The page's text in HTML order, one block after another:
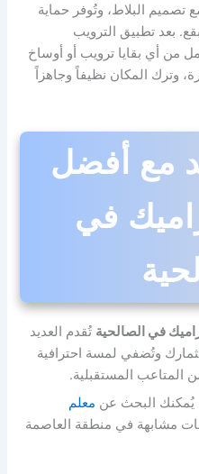
تصميم البلاط، وتُوفر حماية
بعد تطبيق الترويب
من أي بقايا ترويب أو أوساخ
وترك المكان نظيفاً وجاهزاً
مع أفضل
في
في الصالحية تُقدم العديد
وتُضفي لمسة احترافية
المتاعب المستقبلية.
يُمكنك البحث عن معلم
مشابهة في منطقة العاصمة